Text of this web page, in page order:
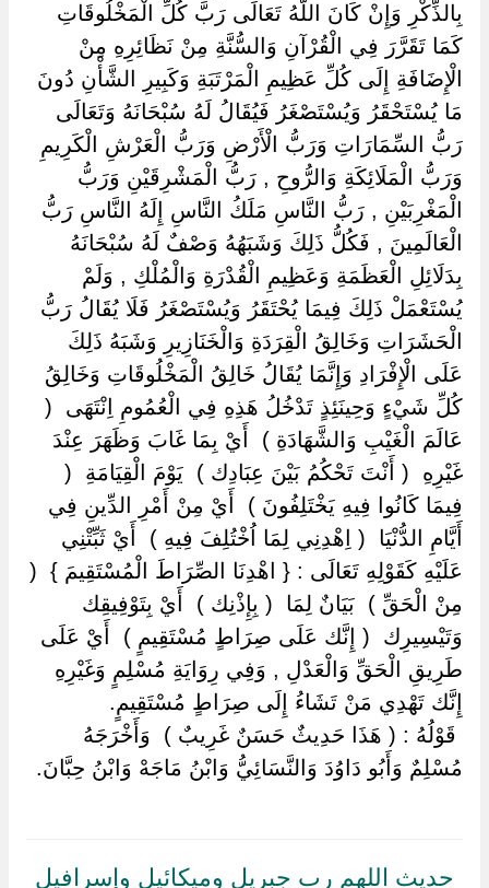
بِالذِّكْرِ وَإِنْ كَانَ اللَّهُ تَعَالَى رَبَّ كُلِّ الْمَخْلُوقَاتِ
كَمَا تَقَرَّرَ فِي الْقُرْآنِ وَالسُّنَّةِ مِنْ نَظَائِرِهِ مِنْ
الْإِضَافَةِ إِلَى كُلِّ عَظِيمِ الْمَرْتَبَةِ وَكَبِيرِ الشَّأْنِ دُونَ
مَا يُسْتَحْقَرُ وَيُسْتَصْغَرُ فَيُقَالُ لَهُ سُبْحَانَهُ وَتَعَالَى
رَبُّ السِّمَارَاتِ وَرَبُّ الْأَرْضِ وَرَبُّ الْعَرْشِ الْكَرِيمِ
وَرَبُّ الْمَلَائِكَةِ وَالرُّوحِ , رَبُّ الْمَشْرِقَيْنِ وَرَبُّ
الْمَغْرِبَيْنِ , رَبُّ النَّاسِ مَلَكُ النَّاسِ إِلَهُ النَّاسِ رَبُّ
الْعَالَمِينَ , فَكُلُّ ذَلِكَ وَشَبَهُهُ وَصْفٌ لَهُ سُبْحَانَهُ
بِدَلَائِلِ الْعَظَمَةِ وَعَظِيمِ الْقُدْرَةِ وَالْمُلْكِ , وَلَمْ
يُسْتَعْمَلْ ذَلِكَ فِيمَا يُحْتَقَرُ وَيُسْتَصْغَرُ فَلَا يُقَالُ رَبُّ
الْحَشَرَاتِ وَخَالِقُ الْقِرَدَةِ وَالْخَنَازِيرِ وَشَبَهُ ذَلِكَ
عَلَى الْإِفْرَادِ وَإِنَّمَا يُقَالُ خَالِقُ الْمَخْلُوقَاتِ وَخَالِقُ
كُلِّ شَيْءٍ وَحِينَئِذٍ تَدْخُلُ هَذِهِ فِي الْعُمُومِ اِنْتَهَى ‏ ‏(
عَالَمَ الْغَيْبِ وَالشَّهَادَةِ ) ‏ ‏أَيْ بِمَا غَابَ وَظَهَرَ عِنْدَ
غَيْرِهِ ‏ ‏( أَنْتَ تَحْكُمُ بَيْنَ عِبَادِك ) ‏ ‏يَوْمَ الْقِيَامَةِ ‏ ‏(
فِيمَا كَانُوا فِيهِ يَخْتَلِفُونَ ) ‏ ‏أَيْ مِنْ أَمْرِ الدِّينِ فِي
أَيَّامِ الدُّنْيَا ‏ ‏( اِهْدِنِي لِمَا اُخْتُلِفَ فِيهِ ) ‏ ‏أَيْ ثَبِّتْنِي
عَلَيْهِ كَقَوْلِهِ تَعَالَى : { اهْدِنَا الصِّرَاطَ الْمُسْتَقِيمَ } ‏ ‏(
مِنْ الْحَقِّ ) ‏ ‏بَيَانٌ لِمَا ‏ ‏( بِإِذْنِك ) ‏ ‏أَيْ بِتَوْفِيقِك
وَتَيْسِيرِك ‏ ‏( إِنَّك عَلَى صِرَاطٍ مُسْتَقِيمٍ ) ‏ ‏أَيْ عَلَى
طَرِيقِ الْحَقِّ وَالْعَدْلِ , وَفِي رِوَايَةِ مُسْلِمٍ وَغَيْرِهِ
إِنَّك تَهْدِي مَنْ تَشَاءُ إِلَى صِرَاطٍ مُسْتَقِيمٍ.
‏ ‏قَوْلُهُ : ( هَذَا حَدِيثٌ حَسَنٌ غَرِيبٌ ) ‏ ‏وَأَخْرَجَهُ
مُسْلِمٌ وَأَبُو دَاوُدَ وَالنَّسَائِيُّ وَابْنُ مَاجَهْ وَابْنُ حِبَّانَ.
حديث اللهم رب جبريل وميكائيل وإسرافيل